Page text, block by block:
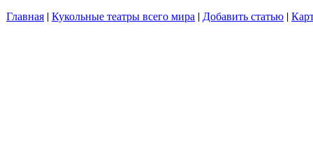
Главная |Кукольные театры всего мира | Добавить статью |